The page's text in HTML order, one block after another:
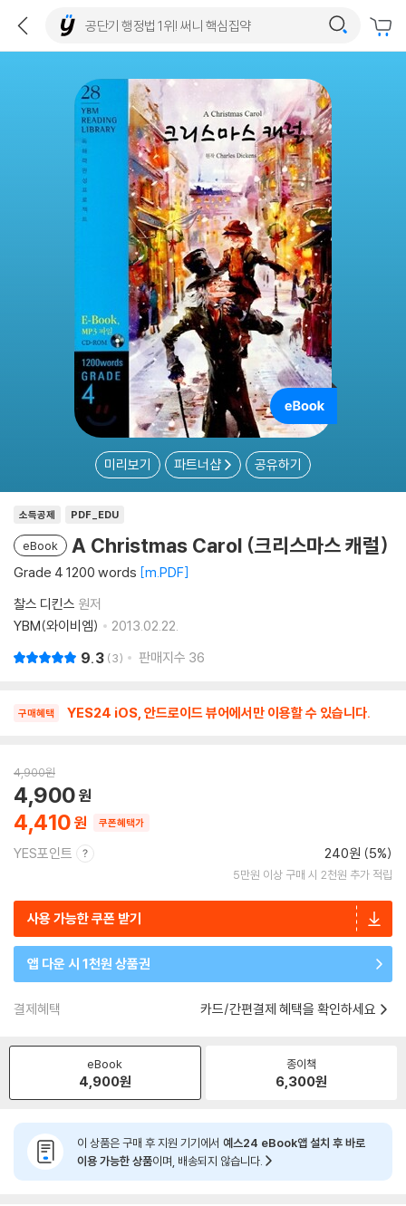
미리보기 파트너샵 공유하기
소득공제 PDF_EDU
eBook A Christmas Carol (크리스마스 캐럴)
Grade 4 1200 words m.PDF
찰스 디킨스 원저
YBM(와이비엠)
2013.02.22.
9.3 3 판매지수 36
구매혜택 YES24 iOS, 안드로이드 뷰어에서만 이용할 수 있습니다.
4,900원
4,410
4,900
쿠폰혜택가
YES포인트 240원 (5%)
5만원 이상 구매 시 2천원 추가 적립
사용 가능한 쿠폰 받기
앱 다운 시 1천원 상품권
결제혜택 카드/간편결제 혜택을 확인하세요
eBook
4,900원
종이책
6,300원
이 상품은 구매 후 지원 기기에서 예스24 eBook앱 설치 후 바로
이용 가능한 상품이며, 배송되지 않습니다.